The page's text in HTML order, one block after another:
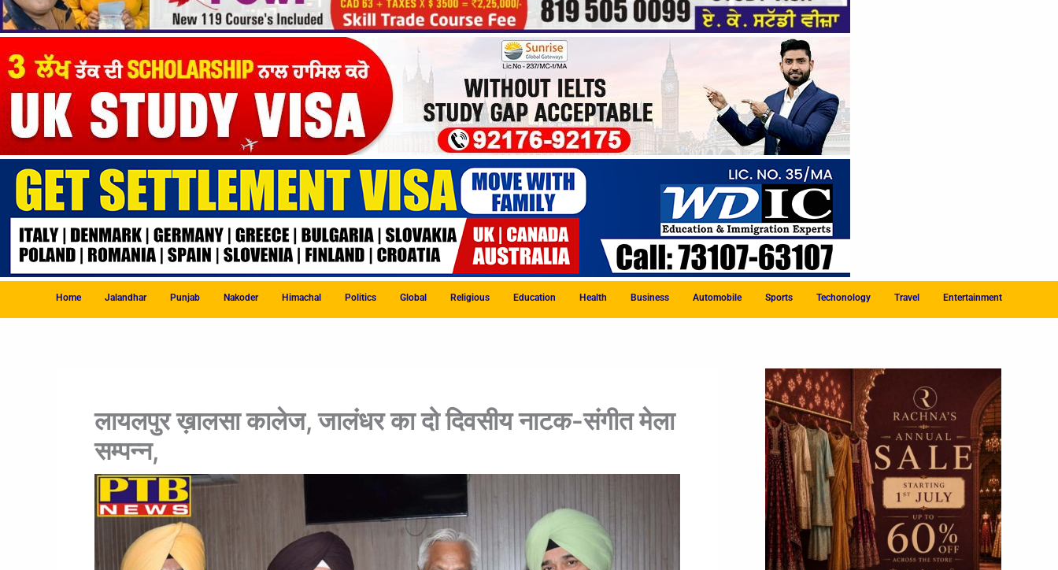
Home Jalandhar Punjab Nakoder Himachal Politics Global Religious Education Health Business Automobile Sports Techonology Travel Entertainment
लायलपुर ख़ालसा कालेज, जालंधर का दो दिवसीय नाटक-संगीत मेला
सम्पन्न,